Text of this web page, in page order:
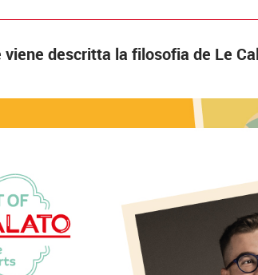
descritta la filosofia de Le